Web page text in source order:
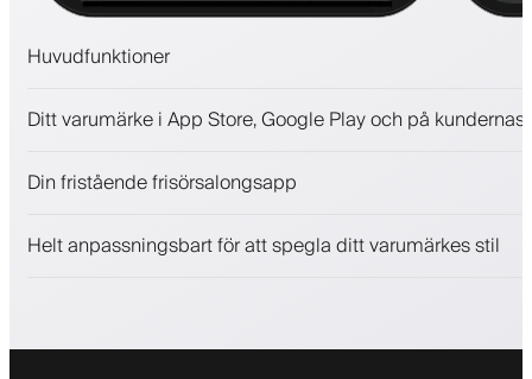
Huvudfunktioner
Betalningar, depositionsavgift
Engagera kunder med ett lojalitetsprogram
Ditt varumärke i App Store, Google Play och på
Din fristående frisörsalongsapp
Helt anpassningsbart för att spegla ditt varumärkes stil